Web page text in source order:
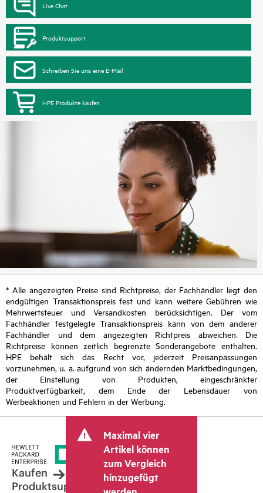
Live Chat
Produktsupport
Schreiben Sie uns eine E-Mail
HPE Produkte kaufen
* Alle angezeigten Preise sind Richtpreise, der Fachhändler legt den
endgültigen Transaktionspreis fest und kann weitere Gebühren wie
Mehrwertsteuer und Versandkosten berücksichtigen. Der vom
Fachhändler festgelegte Transaktionspreis kann von dem anderer
Fachhändler und dem angezeigten Richtpreis abweichen. Die
Richtpreise können zeitlich begrenzte Sonderangebote enthalten.
HPE behält sich das Recht vor, jederzeit Preisanpassungen
vorzunehmen, u. a. aufgrund von sich ändernden Marktbedingungen,
der Einstellung von Produkten, eingeschränkter
Produktverfügbarkeit, dem Ende der Lebensdauer von
Werbeaktionen und Fehlern in der Werbung.
Maximal vier
Artikel können
zum Vergleich
hinzugefügt
Kaufen
Produktsupport